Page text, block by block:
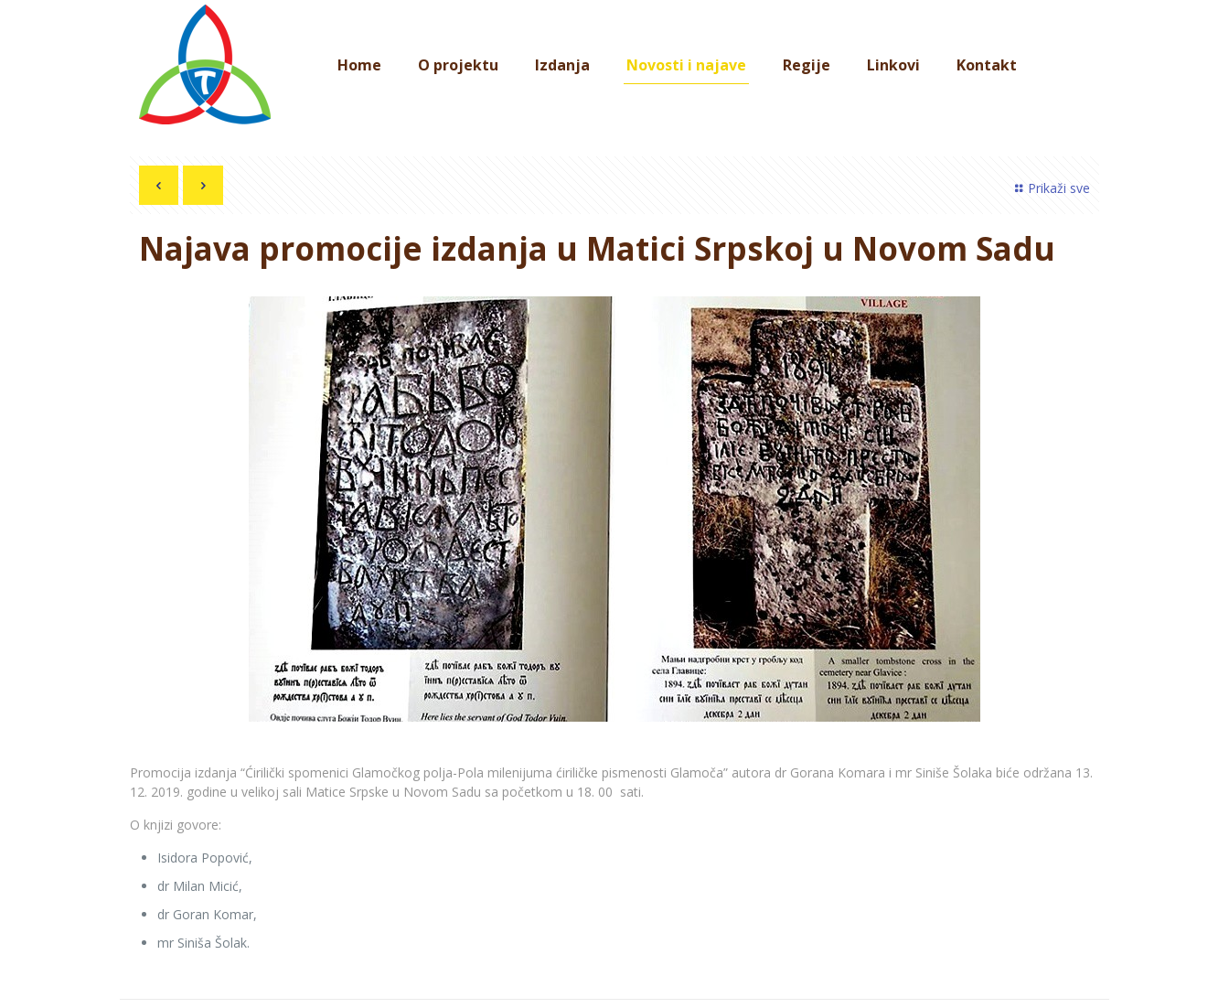
Home O projektu Izdanja Novosti i najave Regije Linkovi Kontakt
Prikaži sve
Najava promocije izdanja u Matici Srpskoj u Novom Sadu
Promocija izdanja “Ćirilički spomenici Glamočkog polja-Pola milenijuma ćiriličke pismenosti Glamoča” autora dr Gorana Komara i mr Siniše Šolaka biće održana 13.
12. 2019. godine u velikoj sali Matice Srpske u Novom Sadu sa početkom u 18. 00 sati.
O knjizi govore:
Isidora Popović,
dr Milan Micić,
dr Goran Komar,
mr Siniša Šolak.